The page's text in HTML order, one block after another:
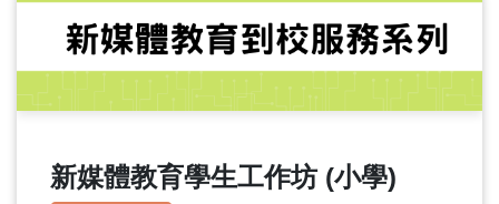
訊
於
我
新媒體教育學生工作坊 (小學)